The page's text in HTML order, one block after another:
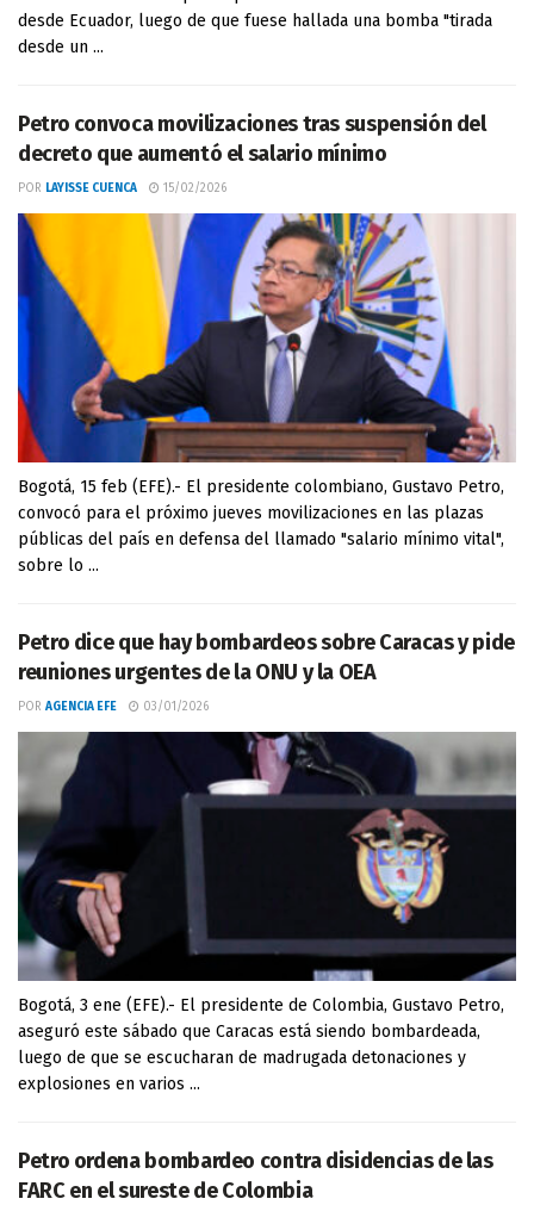
desde Ecuador, luego de que fuese hallada una bomba "tirada
desde un ...
Petro convoca movilizaciones tras suspensión del
decreto que aumentó el salario mínimo
POR LAYISSE CUENCA 15/02/2026
Bogotá, 15 feb (EFE).- El presidente colombiano, Gustavo Petro,
convocó para el próximo jueves movilizaciones en las plazas
públicas del país en defensa del llamado "salario mínimo vital",
sobre lo ...
Petro dice que hay bombardeos sobre Caracas y pide
reuniones urgentes de la ONU y la OEA
POR AGENCIA EFE 03/01/2026
Bogotá, 3 ene (EFE).- El presidente de Colombia, Gustavo Petro,
aseguró este sábado que Caracas está siendo bombardeada,
luego de que se escucharan de madrugada detonaciones y
explosiones en varios ...
Petro ordena bombardeo contra disidencias de las
FARC en el sureste de Colombia